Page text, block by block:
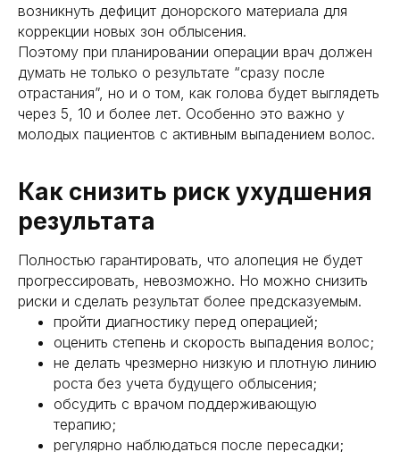
возникнуть дефицит донорского материала для
коррекции новых зон облысения.
Поэтому при планировании операции врач должен
думать не только о результате “сразу после
отрастания”, но и о том, как голова будет выглядеть
через 5, 10 и более лет. Особенно это важно у
молодых пациентов с активным выпадением волос.
Как снизить риск ухудшения
результата
Полностью гарантировать, что алопеция не будет
прогрессировать, невозможно. Но можно снизить
риски и сделать результат более предсказуемым.
пройти диагностику перед операцией;
оценить степень и скорость выпадения волос;
не делать чрезмерно низкую и плотную линию
роста без учета будущего облысения;
обсудить с врачом поддерживающую
терапию;
регулярно наблюдаться после пересадки;